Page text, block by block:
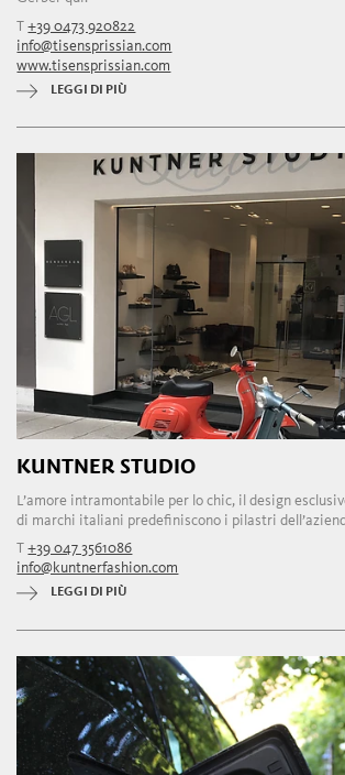
T+39 0473 920822
info@tisensprissian.com
www.tisensprissian.com
LEGGI DI PIÙ
KUNTNER STUDIO
L’amore intramontabile per lo chic, il design
di marchi italiani predefiniscono i pilastri
T+39 047 3561086
info@kuntnerfashion.com
LEGGI DI PIÙ